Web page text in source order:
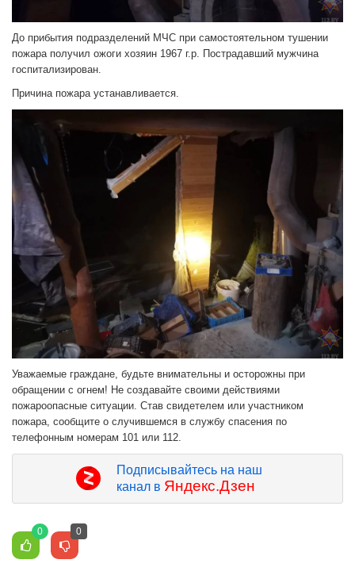
До прибытия подразделений МЧС при самостоятельном тушении
пожара получил ожоги хозяин 1967 г.р. Пострадавший мужчина
госпитализирован.
Причина пожара устанавливается.
Уважаемые граждане, будьте внимательны и осторожны при
обращении с огнем! Не создавайте своими действиями
пожароопасные ситуации. Став свидетелем или участником
пожара, сообщите о случившемся в службу спасения по
телефонным номерам 101 или 112.
Подписывайтесь на наш
канал в Яндекс.Дзен
0 0